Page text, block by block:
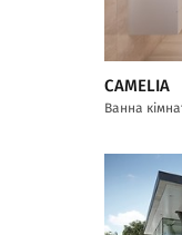
CAMELIA
Ванна